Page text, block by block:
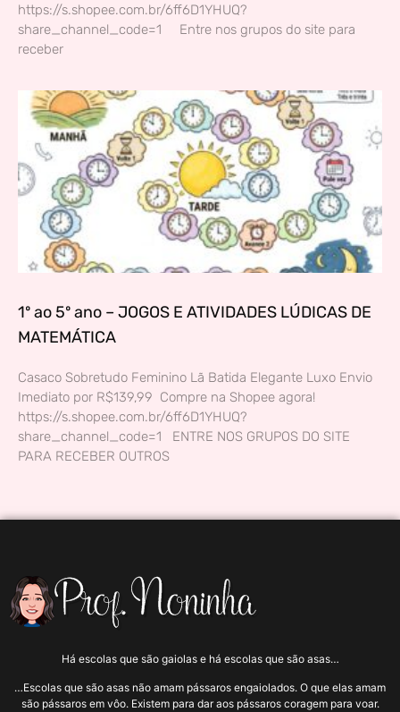
https://s.shopee.com.br/6ff6D1YHUQ?
share_channel_code=1 Entre nos grupos do site para
receber
1º ao 5º ano – JOGOS E ATIVIDADES LÚDICAS DE
MATEMÁTICA
Casaco Sobretudo Feminino Lã Batida Elegante Luxo Envio
Imediato por R$139,99 Compre na Shopee agora!
https://s.shopee.com.br/6ff6D1YHUQ?
share_channel_code=1 ENTRE NOS GRUPOS DO SITE
PARA RECEBER OUTROS
Há escolas que são gaiolas e há escolas que são asas…
…Escolas que são asas não amam pássaros engaiolados. O que elas amam
são pássaros em vôo. Existem para dar aos pássaros coragem para voar.